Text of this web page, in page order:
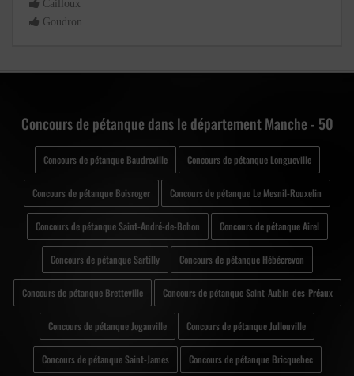
Cailloux
Goudron
Concours de pétanque dans le département Manche - 50
Concours de pétanque Baudreville Concours de pétanque Longueville
Concours de pétanque Boisroger Concours de pétanque Le Mesnil-Rouxelin
Concours de pétanque Saint-André-de-Bohon Concours de pétanque Airel
Concours de pétanque Sartilly Concours de pétanque Hébécrevon
Concours de pétanque Bretteville Concours de pétanque Saint-Aubin-des-Préaux
Concours de pétanque Joganville Concours de pétanque Jullouville
Concours de pétanque Saint-James Concours de pétanque Bricquebec